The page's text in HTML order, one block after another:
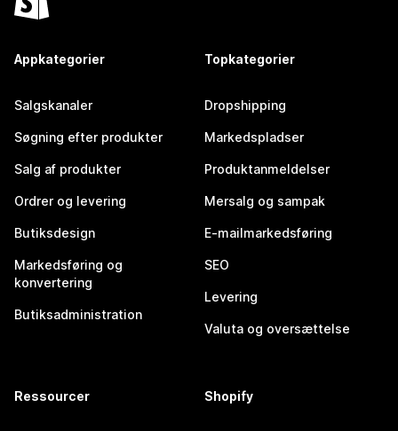
Appkategorier
Salgskanaler
Søgning efter produkter
Salg af produkter
Ordrer og levering
Butiksdesign
Markedsføring og
konvertering
Butiksadministration
Topkategorier
Dropshipping
Markedspladser
Produktanmeldelser
Mersalg og sampak
E-mailmarkedsføring
SEO
Levering
Valuta og oversættelse
Ressourcer Shopify